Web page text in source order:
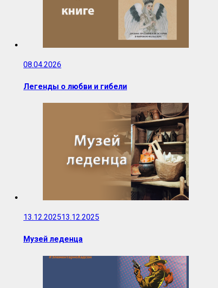
08.04.2026
Легенды о любви и гибели
13.12.202513.12.2025
Музей леденца